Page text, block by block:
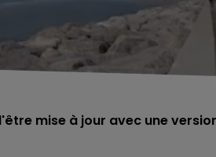
mise à jour avec une